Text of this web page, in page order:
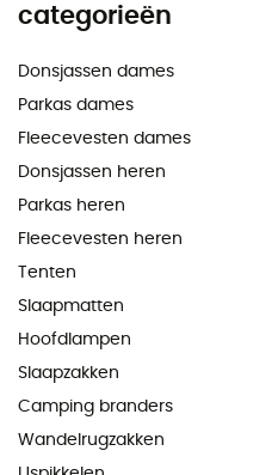
categorieën
Donsjassen dames
Parkas dames
Fleecevesten dames
Donsjassen heren
Parkas heren
Fleecevesten heren
Tenten
Slaapmatten
Hoofdlampen
Slaapzakken
Camping branders
Wandelrugzakken